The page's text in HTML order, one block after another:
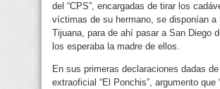
del “CPS”, encargadas de tirar los
víctimas de su hermano, se disponían a
Tijuana, para de ahí pasar a San Diego
los esperaba la madre de ellos.
En sus primeras declaraciones dadas
extraoficial “El Ponchis”, argumento que